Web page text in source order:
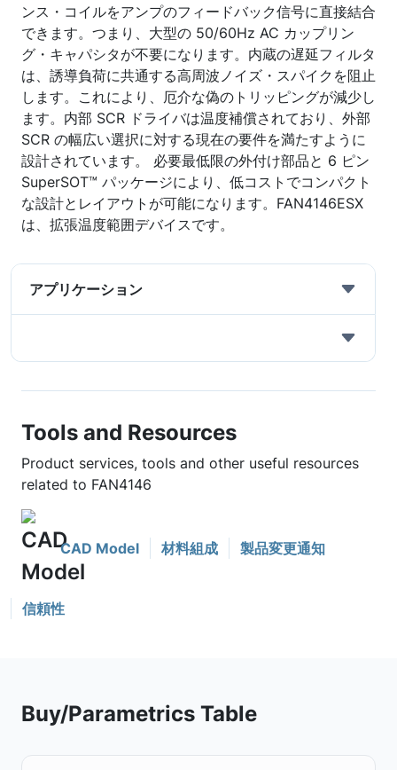
ンス・コイルをアンプのフィードバック信号に直接結合
できます。つまり、大型の 50/60Hz AC カップリン
グ・キャパシタが不要になります。内蔵の遅延フィルタ
は、誘導負荷に共通する高周波ノイズ・スパイクを阻止
します。これにより、厄介な偽のトリッピングが減少し
ます。内部 SCR ドライバは温度補償されており、外部
SCR の幅広い選択に対する現在の要件を満たすように
設計されています。 必要最低限の外付け部品と 6 ピン
SuperSOT™ パッケージにより、低コストでコンパクト
な設計とレイアウトが可能になります。FAN4146ESX
は、拡張温度範囲デバイスです。
アプリケーション
Tools and Resources
Product services, tools and other useful resources
related to FAN4146
CAD Model 材料組成 製品変更通知
信頼性
Buy/Parametrics Table